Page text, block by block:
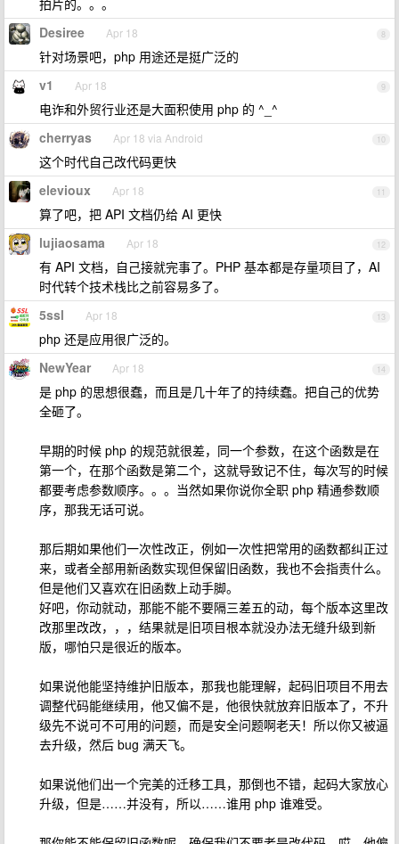
拍片的。。。
8
Desiree Apr 18
针对场景吧，php 用途还是挺广泛的
9
v1 Apr 18
电诈和外贸行业还是大面积使用 php 的 ^_^
10
cherryas Apr 18 via Android
这个时代自己改代码更快
11
elevioux Apr 18
算了吧，把 API 文档仍给 AI 更快
12
lujiaosama Apr 18
有 API 文档，自己接就完事了。PHP 基本都是存量项目了，AI
时代转个技术栈比之前容易多了。
13
5ssl Apr 18
php 还是应用很广泛的。
14
NewYear Apr 18
是 php 的思想很蠢，而且是几十年了的持续蠢。把自己的优势
全砸了。
早期的时候 php 的规范就很差，同一个参数，在这个函数是在
第一个，在那个函数是第二个，这就导致记不住，每次写的时候
都要考虑参数顺序。。。当然如果你说你全职 php 精通参数顺
序，那我无话可说。
那后期如果他们一次性改正，例如一次性把常用的函数都纠正过
来，或者全部用新函数实现但保留旧函数，我也不会指责什么。
但是他们又喜欢在旧函数上动手脚。
好吧，你动就动，那能不能不要隔三差五的动，每个版本这里改
改那里改改，，，结果就是旧项目根本就没办法无缝升级到新
版，哪怕只是很近的版本。
如果说他能坚持维护旧版本，那我也能理解，起码旧项目不用去
调整代码能继续用，他又偏不是，他很快就放弃旧版本了，不升
级先不说可不可用的问题，而是安全问题啊老天！所以你又被逼
去升级，然后 bug 满天飞。
如果说他们出一个完美的迁移工具，那倒也不错，起码大家放心
升级，但是……并没有，所以……谁用 php 谁难受。